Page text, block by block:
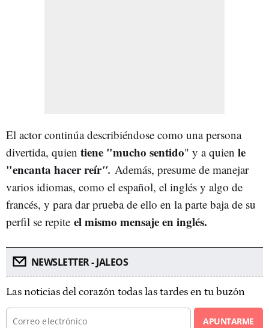
El actor continúa describiéndose como una persona
divertida, quien tiene "mucho sentido" y a quien le
"encanta hacer reír". Además, presume de manejar
varios idiomas, como el español, el inglés y algo de
francés, y para dar prueba de ello en la parte baja de su
perfil se repite el mismo mensaje en inglés.
NEWSLETTER - JALEOS
Las noticias del corazón todas las tardes en tu buzón
APUNTARME